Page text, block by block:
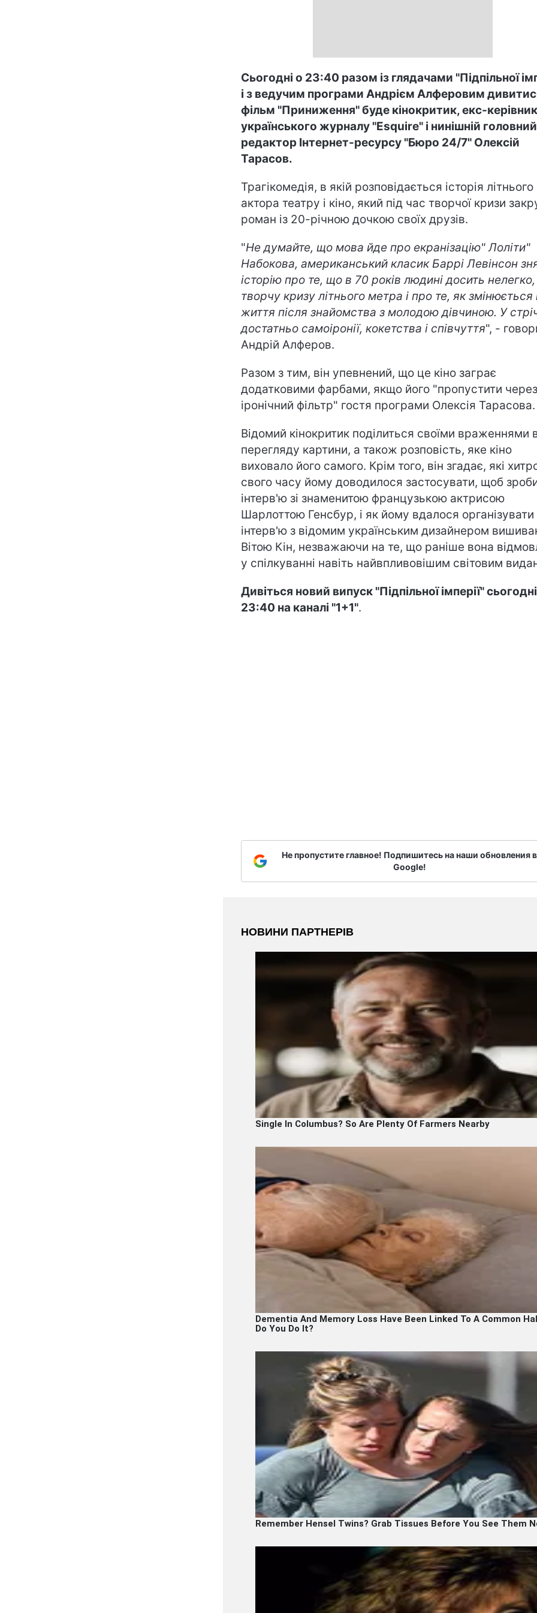
Сьогодні о 23:40 разом із глядачами "Підпільної
і з ведучим програми Андрієм Алферовим
фільм "Приниження" буде кінокритик, екс-керівник
українського журналу "Esquire" і нинішній головний
редактор Інтернет-ресурсу "Бюро 24/7" Олексій
Тарасов.
Трагікомедія, в якій розповідається історія літнього
актора театру і кіно, який під час творчої кризи
роман із 20-річною дочкою своїх друзів.
"Не думайте, що мова йде про екранізацію" Лоліти"
Набокова, американський класик Баррі Левінсон
історію про те, що в 70 років людині досить
творчу кризу літнього метра і про те, як змінюється
життя після знайомства з молодою дівчиною. У
достатньо самоіронії, кокетства і співчуття", -
Андрій Алферов.
Разом з тим, він упевнений, що це кіно заграє
додатковими фарбами, якщо його "пропустити через
іронічний фільтр" гостя програми Олексія Тарасова.
Відомий кінокритик поділиться своїми враженнями
перегляду картини, а також розповість, яке кіно
виховало його самого. Крім того, він згадає, які
свого часу йому доводилося застосувати, щоб
інтерв'ю зі знаменитою французькою актрисою
Шарлоттою Генсбур, і як йому вдалося організувати
інтерв'ю з відомим українським дизайнером
Вітою Кін, незважаючи на те, що раніше вона
у спілкуванні навіть найвпливовішим світовим
Дивіться новий випуск "Підпільної імперії"
23:40 на каналі "1+1".
Не пропустите главное! Подпишитесь на наши обновления в
Google!